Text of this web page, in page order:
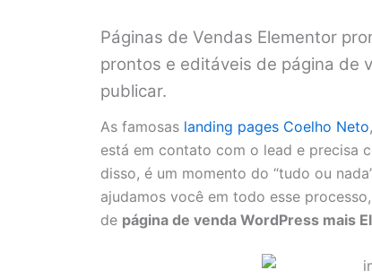
Páginas de Vendas Elementor
prontos e editáveis de página de
publicar.
As famosas landing pages Coelho Neto
está em contato com o lead e precisa
disso, é um momento do “tudo ou
ajudamos você em todo esse
de página de venda WordPress mais